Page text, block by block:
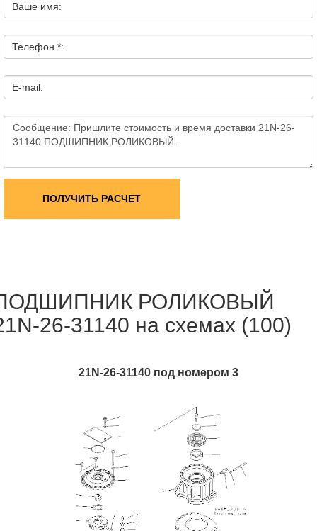
Ваше имя:
Телефон *:
E-mail:
ПОЛУЧИТЬ РАСЧЕТ
РОЛИКОВЫЙ
26-31140 на схемах (100)
21N-26-31140 под номером 3